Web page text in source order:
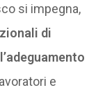
si impegna,
di
e